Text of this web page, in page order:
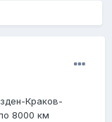
Краков-
8000 км